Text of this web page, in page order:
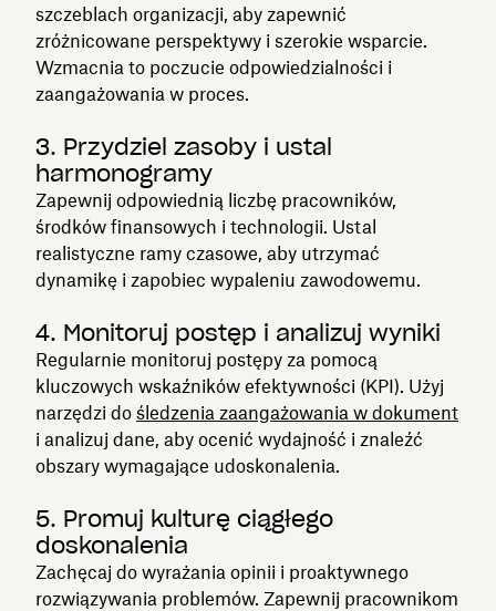
szczeblach organizacji, aby zapewnić
zróżnicowane perspektywy i szerokie wsparcie.
Wzmacnia to poczucie odpowiedzialności i
zaangażowania w proces.
3. Przydziel zasoby i ustal
harmonogramy
Zapewnij odpowiednią liczbę pracowników,
środków finansowych i technologii. Ustal
realistyczne ramy czasowe, aby utrzymać
dynamikę i zapobiec wypaleniu zawodowemu.
4. Monitoruj postęp i analizuj wyniki
Regularnie monitoruj postępy za pomocą
kluczowych wskaźników efektywności (KPI). Użyj
narzędzi do śledzenia zaangażowania w dokument
i analizuj dane, aby ocenić wydajność i znaleźć
obszary wymagające udoskonalenia.
5. Promuj kulturę ciągłego
doskonalenia
Zachęcaj do wyrażania opinii i proaktywnego
rozwiązywania problemów. Zapewnij pracownikom